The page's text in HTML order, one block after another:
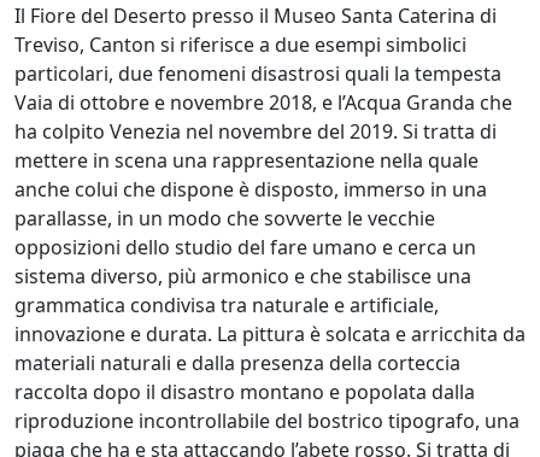
Il Fiore del Deserto presso il Museo Santa Caterina di
Treviso, Canton si riferisce a due esempi simbolici
particolari, due fenomeni disastrosi quali la tempesta
Vaia di ottobre e novembre 2018, e l’Acqua Granda che
ha colpito Venezia nel novembre del 2019. Si tratta di
mettere in scena una rappresentazione nella quale
anche colui che dispone è disposto, immerso in una
parallasse, in un modo che sovverte le vecchie
opposizioni dello studio del fare umano e cerca un
sistema diverso, più armonico e che stabilisce una
grammatica condivisa tra naturale e artificiale,
innovazione e durata. La pittura è solcata e arricchita da
materiali naturali e dalla presenza della corteccia
raccolta dopo il disastro montano e popolata dalla
riproduzione incontrollabile del bostrico tipografo, una
piaga che ha e sta attaccando l’abete rosso. Si tratta di